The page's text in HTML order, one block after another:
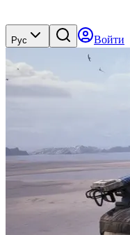
Рус Войти